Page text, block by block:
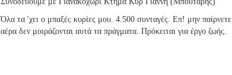
Όλα τα 'χει ο μπαξές κυρίες μου. 4.500 συνταγές. Επ! μην παίρνετε
αέρα δεν μοιράζονται αυτά τα πράγματα. Πρόκειται για έργο ζωής.